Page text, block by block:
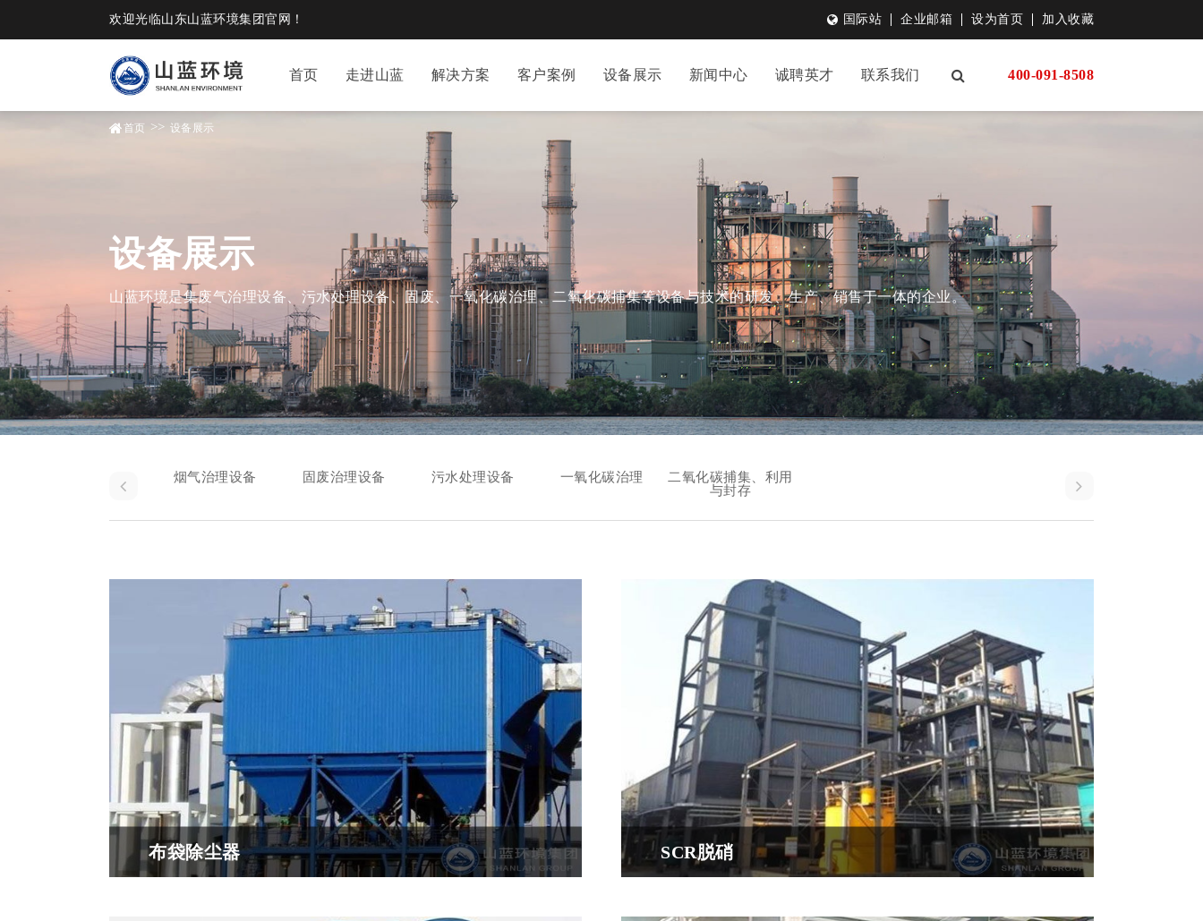
欢迎光临山东山蓝环境集团官网！ 国际站 企业邮箱 设为首页 加入收藏
首页 走进山蓝 解决方案 客户案例 设备展示 新闻中心 诚聘英才 联系我们 400-091-8508
设备展示
山蓝环境是集废气治理设备、污水处理设备、固废、一氧化碳治理、二氧化碳捕集等设备与技术的研发、生产、销售于一体的企业。
首页 >> 设备展示
烟气治理设备 固废治理设备 污水处理设备 一氧化碳治理
二氧化碳捕集、利用
与封存
布袋除尘器 SCR脱硝